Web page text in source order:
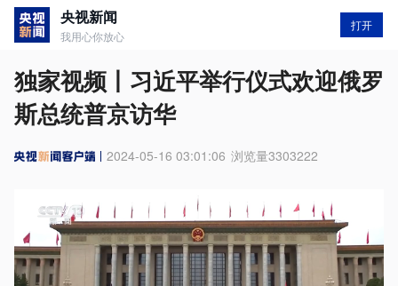
央视新闻
我用心你放心
打开
独家视频丨习近平举行仪式欢迎俄罗
斯总统普京访华
2024-05-16 03:01:06 浏览量3303222